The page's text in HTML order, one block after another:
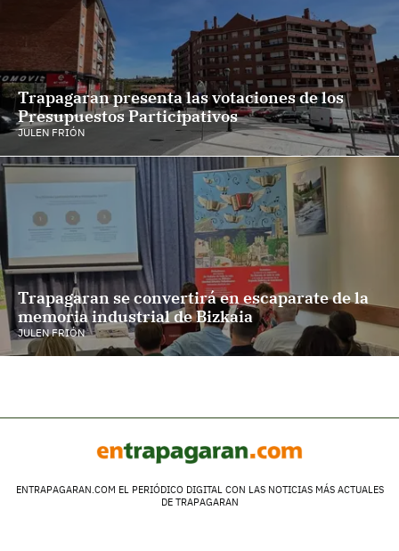
Trapagaran presenta las votaciones de los
Presupuestos Participativos
JULEN FRIÓN
Trapagaran se convertirá en escaparate de la
memoria industrial de Bizkaia
JULEN FRIÓN
ENTRAPAGARAN.COM EL PERIÓDICO DIGITAL CON LAS NOTICIAS MÁS ACTUALES
DE TRAPAGARAN